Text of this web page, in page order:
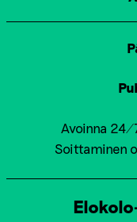
Avoinna 24/
Soittaminen